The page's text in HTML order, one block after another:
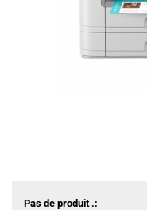
Pas de produit .: